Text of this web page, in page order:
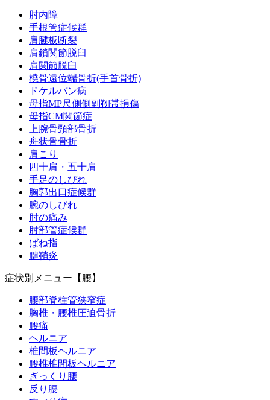
肘内障
手根管症候群
肩腱板断裂
肩鎖関節脱臼
肩関節脱臼
橈骨遠位端骨折(手首骨折)
ドケルバン病
母指MP尺側側副靭帯損傷
母指CM関節症
上腕骨頸部骨折
舟状骨骨折
肩こり
四十肩・五十肩
手足のしびれ
胸郭出口症候群
腕のしびれ
肘の痛み
肘部管症候群
ばね指
腱鞘炎
症状別メニュー【腰】
腰部脊柱管狭窄症
胸椎・腰椎圧迫骨折
腰痛
ヘルニア
椎間板ヘルニア
腰椎椎間板ヘルニア
ぎっくり腰
反り腰